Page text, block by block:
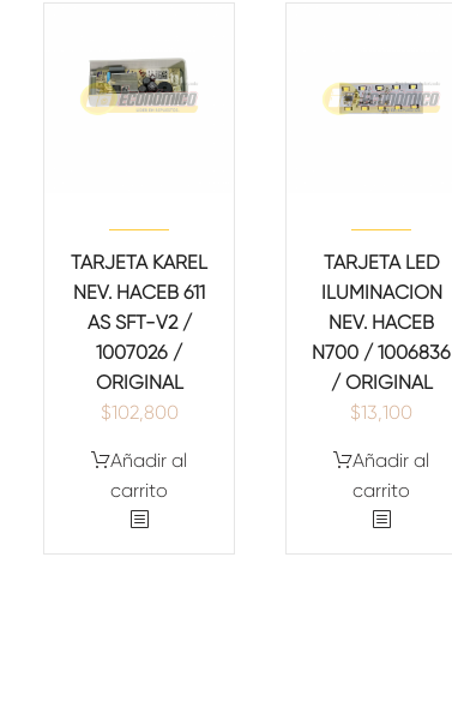
TARJETA KAREL
NEV. HACEB 611
AS SFT-V2 /
1007026 /
ORIGINAL
$102,800
Añadir al
carrito
TARJETA LED
ILUMINACION
NEV. HACEB
N700 / 1006836
/ ORIGINAL
$13,100
Añadir al
carrito